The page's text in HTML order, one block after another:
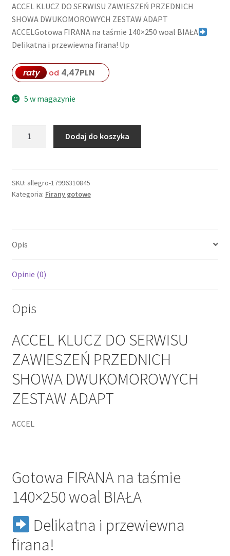
ACCEL KLUCZ DO SERWISU ZAWIESZEŃ PRZEDNICH
SHOWA DWUKOMOROWYCH ZESTAW ADAPT
ACCELGotowa FIRANA na taśmie 140×250 woal BIAŁA
Delikatna i przewiewna firana! Up
raty od 4,47PLN
5 w magazynie
SERWISU
ZAWIESZEŃ
ZESTAW
Dodaj do koszyka
SKU: allegro-17996310845
Kategoria: Firany gotowe
Opis
Opinie (0)
Opis
ACCEL KLUCZ DO SERWISU
ZAWIESZEŃ PRZEDNICH
SHOWA DWUKOMOROWYCH
ZESTAW ADAPT
ACCEL
Gotowa FIRANA na taśmie
140×250 woal BIAŁA
Delikatna i przewiewna
firana!